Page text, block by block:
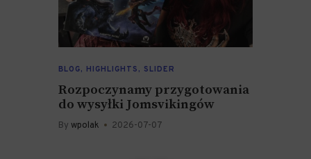
BLOG, HIGHLIGHTS , SLIDER
Rozpoczynamy przygotowania
do wysyłki Jomsvikingów
By wpolak 2026-07-07